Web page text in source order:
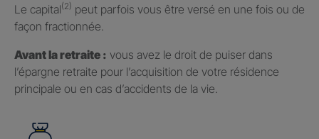
Le capital(2) peut parfois vous être versé en une fois ou de
façon fractionnée.
Avant la retraite : vous avez le droit de puiser dans
l’épargne retraite pour l’acquisition de votre résidence
principale ou en cas d’accidents de la vie.